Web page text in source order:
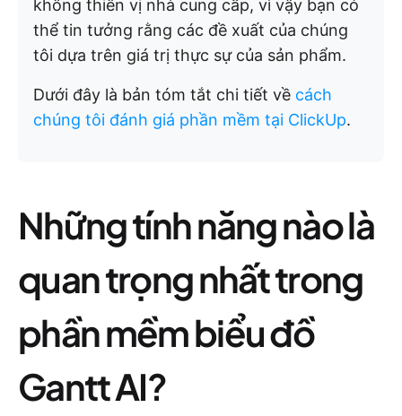
không thiên vị nhà cung cấp, vì vậy bạn có
thể tin tưởng rằng các đề xuất của chúng
tôi dựa trên giá trị thực sự của sản phẩm.
Dưới đây là bản tóm tắt chi tiết về cách
chúng tôi đánh giá phần mềm tại ClickUp.
Những tính năng nào là
quan trọng nhất trong
phần mềm biểu đồ
Gantt AI?